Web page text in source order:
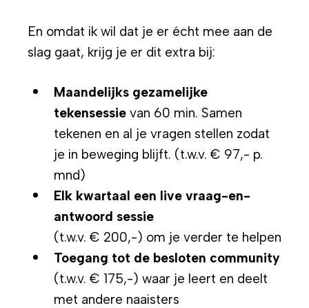
En omdat ik wil dat je er écht mee aan de
slag gaat, krijg je er dit extra bij:
Maandelijks gezamelijke
tekensessie van 60 min. Samen
tekenen en al je vragen stellen zodat
je in beweging blijft. (t.w.v. € 97,- p.
mnd)
Elk kwartaal een live vraag-en-
antwoord sessie
(t.w.v. € 200,-) om je verder te helpen
Toegang tot de besloten community
(t.w.v. € 175,-) waar je leert en deelt
met andere naaisters